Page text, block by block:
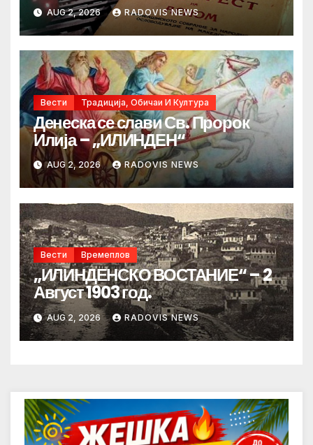
AUG 2, 2026 RADOVIS NEWS
Вести Традиција, Обичаи И Култура
Денеска се слави Св. Пророк
Илија – „ИЛИНДЕН“
AUG 2, 2026 RADOVIS NEWS
Вести Времеплов
„ИЛИНДЕНСКО ВОСТАНИЕ“ – 2
Август 1903 год.
AUG 2, 2026 RADOVIS NEWS